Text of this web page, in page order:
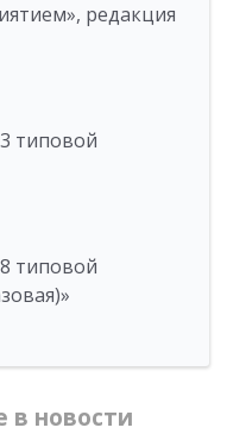
редакция
типовой
типовой
в новости